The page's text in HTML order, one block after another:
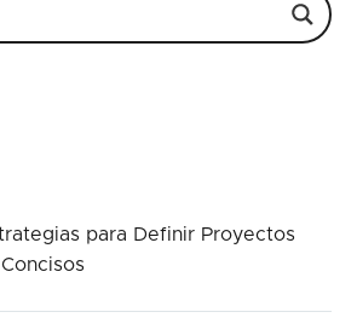
para Definir Proyectos